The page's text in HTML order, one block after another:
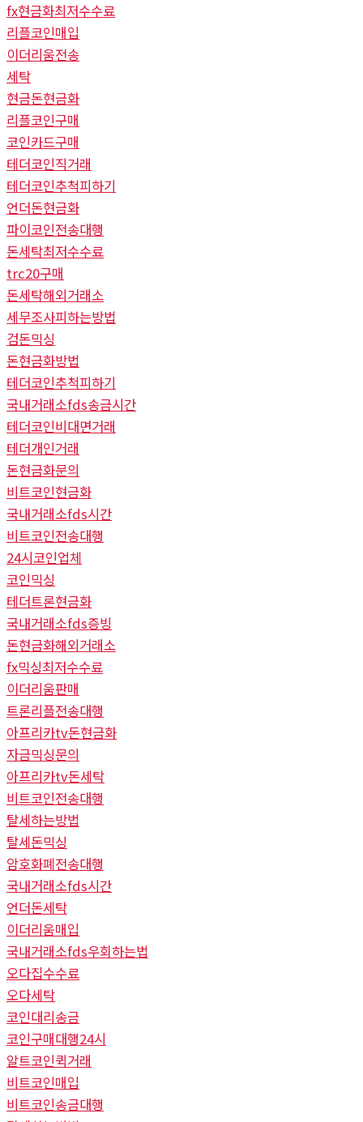
fx현금화최저수수료
리플코인매입
이더리움전송
세탁
현금돈현금화
리플코인구매
코인카드구매
테더코인직거래
테더코인추척피하기
언더돈현금화
파이코인전송대행
돈세탁최저수수료
trc20구매
돈세탁해외거래소
세무조사피하는방법
검돈믹싱
돈현금화방법
테더코인추척피하기
국내거래소fds송금시간
테더코인비대면거래
테더개인거래
돈현금화문의
비트코인현금화
국내거래소fds시간
비트코인전송대행
24시코인업체
코인믹싱
테더트론현금화
국내거래소fds증빙
돈현금화해외거래소
fx믹싱최저수수료
이더리움판매
트론리플전송대행
아프리카tv돈현금화
자금믹싱문의
아프리카tv돈세탁
비트코인전송대행
탈세하는방법
탈세돈믹싱
암호화폐전송대행
국내거래소fds시간
언더돈세탁
이더리움매입
국내거래소fds우회하는법
오다집수수료
오다세탁
코인대리송금
코인구매대행24시
알트코인퀵거래
비트코인매입
비트코인송금대행